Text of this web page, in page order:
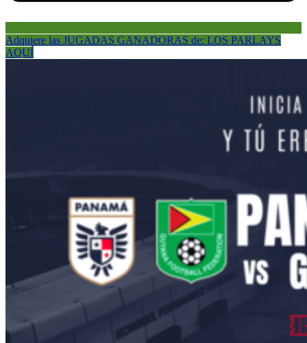
Adquiere las JUGADAS GANADORAS de: LOS PARLAYS
AQUÍ